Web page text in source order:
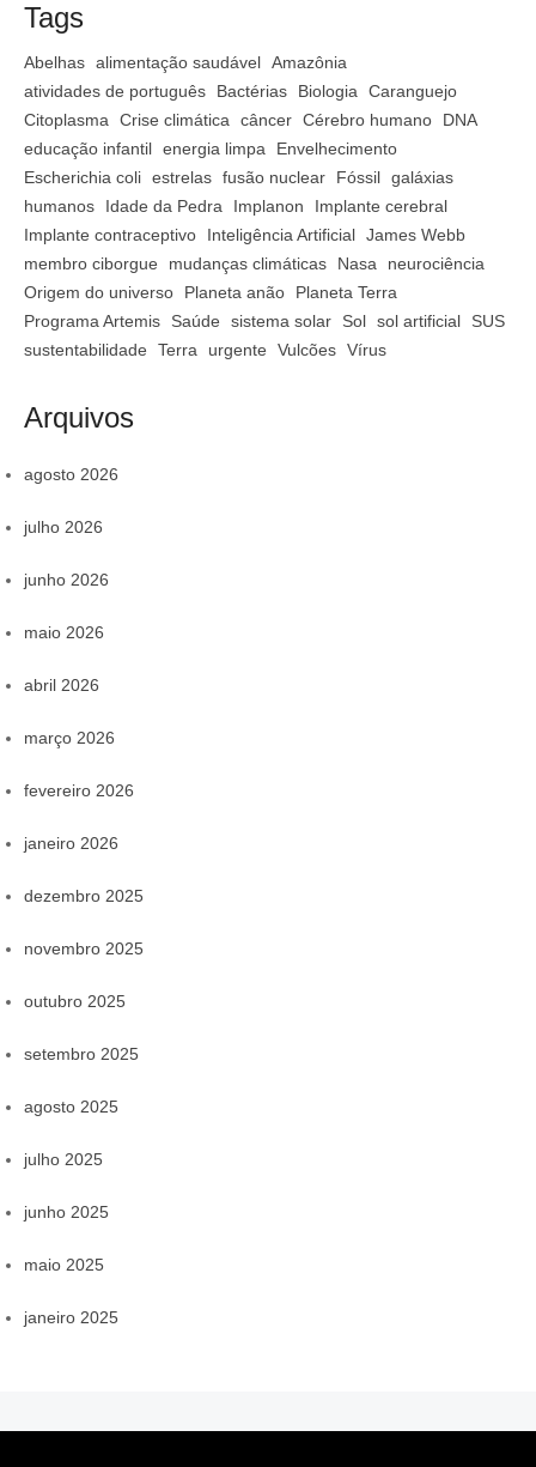
Tags
Abelhas alimentação saudável Amazônia
atividades de português
Bactérias Biologia
Caranguejo
Citoplasma
Crise climática câncer Cérebro humano
DNA
educação infantil energia limpa
Envelhecimento
Escherichia coli estrelas fusão nuclear Fóssil galáxias
humanos
Idade da Pedra Implanon
Implante cerebral
Implante contraceptivo
Inteligência Artificial James Webb
membro ciborgue
mudanças climáticas Nasa
neurociência
Origem do universo
Planeta anão
Planeta Terra
Programa Artemis
Saúde sistema solar Sol sol artificial
SUS
sustentabilidade
Terra urgente Vulcões Vírus
Arquivos
agosto 2026
julho 2026
junho 2026
maio 2026
abril 2026
março 2026
fevereiro 2026
janeiro 2026
dezembro 2025
novembro 2025
outubro 2025
setembro 2025
agosto 2025
julho 2025
junho 2025
maio 2025
janeiro 2025